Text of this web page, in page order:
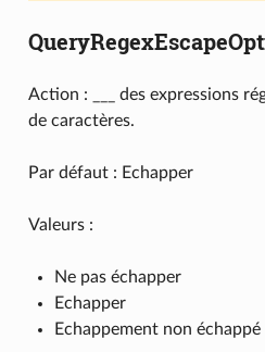
Action : ___ des expressions
de caractères.
Par défaut : Echapper
Valeurs :
Ne pas échapper
Echapper
Echappement non échappé